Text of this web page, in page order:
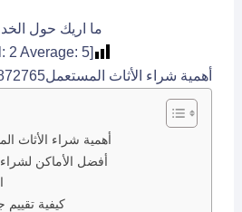
ما اريك حول
[Total:
2 Average: 5
أهمية شراء الأثاث المستعمل0538872765
أهمية شراء الأثاث
أفضل الأماكن
كيفية تقييم